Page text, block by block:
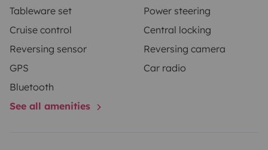
compétitif. Equipement disponible : vaisselle, chaises
de camping, table, et accessoires de voyage.
additionnelles possibles : literie, kit de camping,
etc.Prêt à prendre la route ? Réservez dès maintenant
votre VW California Beach T7 et partez à l'aventure !
Tableware set
Power steering
Cruise control
Central locking
Reversing sensor
Reversing camera
GPS
Car radio
Bluetooth
See all amenities